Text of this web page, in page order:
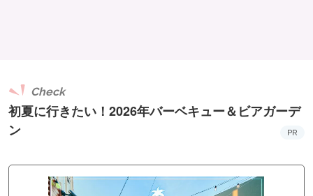
初夏に行きたい！2026年バーベキュー＆ビアガーデ
ン
Check
PR